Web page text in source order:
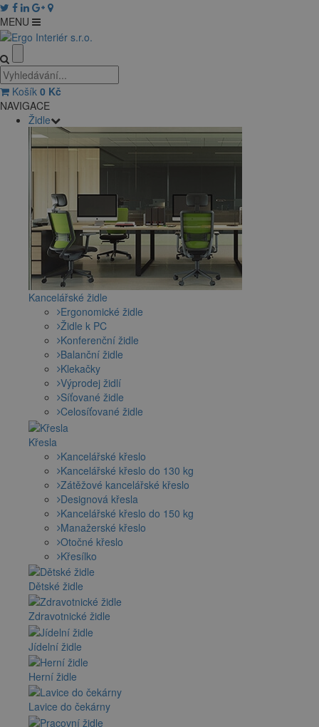
MENU
Košík 0 Kč
NAVIGACE
Židle
Kancelářské židle
Ergonomické židle
Židle k PC
Konferenční židle
Balanční židle
Klekačky
Výprodej židlí
Síťované židle
Celosíťované židle
Křesla
Kancelářské křeslo
Kancelářské křeslo do 130 kg
Zátěžové kancelářské křeslo
Designová křesla
Kancelářské křeslo do 150 kg
Manažerské křeslo
Otočné křeslo
Křesílko
Dětské židle
Zdravotnické židle
Jídelní židle
Herní židle
Lavice do čekárny